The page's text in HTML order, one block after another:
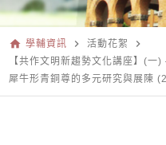
home 學輔資訊 navigate_next 活動花絮 navigate_next
【共作文明新趨勢文化講座】(
犀牛形青銅尊的多元研究與展陳